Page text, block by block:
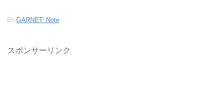
-GARNET' Note
スポンサーリンク